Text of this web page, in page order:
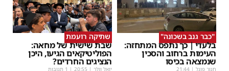
"כבר גנב בשכונה"
בלעדי | כך נתפס המתחזה:
העימות ברחוב והסכין
שנמצאה בכיסו
חנוך פוגל |
21:44
שתיקה רועמת
שבת שישית של מחאה:
הפוליטיקאים הגיעו, היכן
הנציגים החרדים?
יואל וולך |
20:55 | 1 תגובות